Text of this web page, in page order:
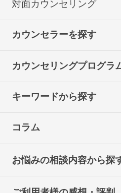
対面カウンセリング
カウンセラーを探す
カウンセリングプログラ
キーワードから探す
コラム
お悩みの相談内容から探